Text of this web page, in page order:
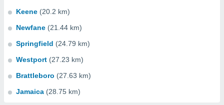
Keene (20.2 km)
Newfane (21.44 km)
Springfield (24.79 km)
Westport (27.23 km)
Brattleboro (27.63 km)
Jamaica (28.75 km)